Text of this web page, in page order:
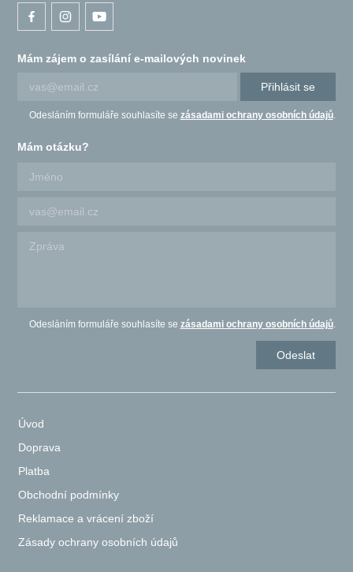
Mám zájem o zasílání e-mailových novinek
Přihlásit se
Odesláním formuláře souhlasíte se zásadami ochrany osobních údajů.
Mám otázku?
Odesláním formuláře souhlasíte se zásadami ochrany osobních údajů.
Úvod
Doprava
Platba
Obchodní podmínky
Reklamace a vrácení zboží
Zásady ochrany osobních údajů